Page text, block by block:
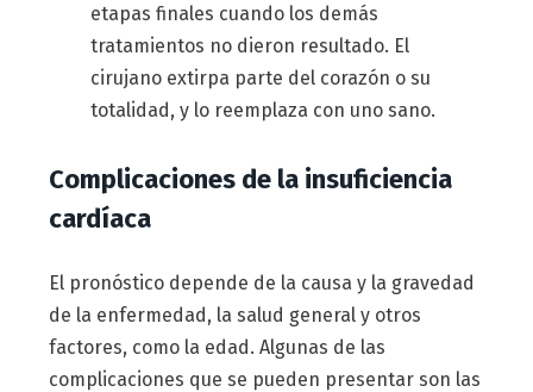
etapas finales cuando los demás
tratamientos no dieron resultado. El
cirujano extirpa parte del corazón o su
totalidad, y lo reemplaza con uno sano.
Complicaciones de la insuficiencia
cardíaca
El pronóstico depende de la causa y la gravedad
de la enfermedad, la salud general y otros
factores, como la edad. Algunas de las
complicaciones que se pueden presentar son las